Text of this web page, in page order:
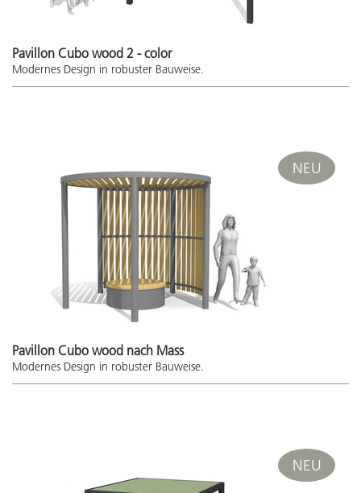
Pavillon Cubo wood 2 - color
Modernes Design in robuster Bauweise.
NEU
Pavillon Cubo wood nach Mass
Modernes Design in robuster Bauweise.
NEU